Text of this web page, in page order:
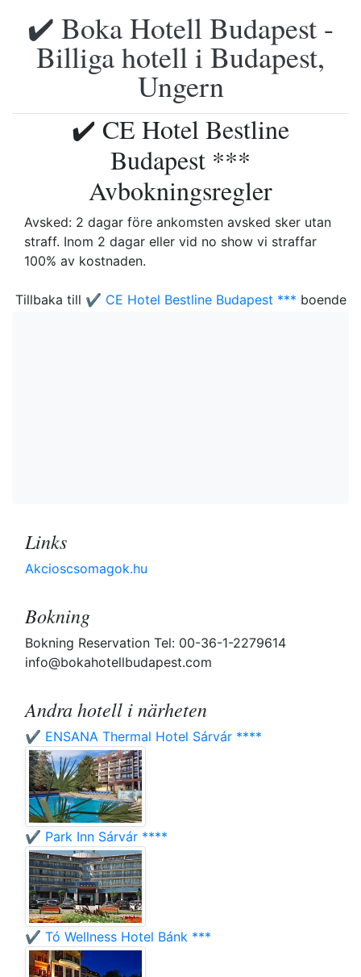
✔️ Boka Hotell Budapest -
Billiga hotell i Budapest,
Ungern
✔️ CE Hotel Bestline
Budapest ***
Avbokningsregler
Avsked: 2 dagar före ankomsten avsked sker utan
straff. Inom 2 dagar eller vid no show vi straffar
100% av kostnaden.
Tillbaka till ✔️ CE Hotel Bestline Budapest *** boende
Links
Akcioscsomagok.hu
Bokning
Bokning Reservation Tel: 00-36-1-2279614
info@bokahotellbudapest.com
Andra hotell i närheten
✔️ ENSANA Thermal Hotel Sárvár ****
✔️ Park Inn Sárvár ****
✔️ Tó Wellness Hotel Bánk ***